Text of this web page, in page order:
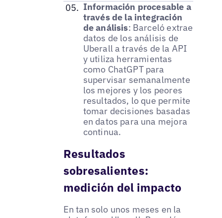
Información procesable a
través de la integración
de análisis: Barceló extrae
datos de los análisis de
Uberall a través de la API
y utiliza herramientas
como ChatGPT para
supervisar semanalmente
los mejores y los peores
resultados, lo que permite
tomar decisiones basadas
en datos para una mejora
continua.
Resultados
sobresalientes:
medición del impacto
En tan solo unos meses en la